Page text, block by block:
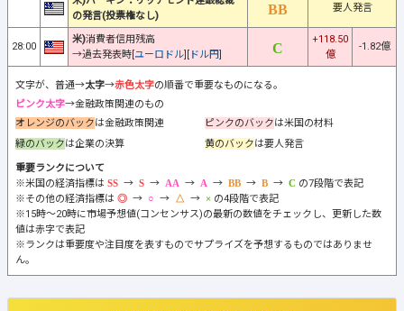
の発言(投票権なし)
要人発言
28:00
米)消費者信用残高
→過去発表時[ユーロドル][ ドル円]
+118.50
億
-1.82億
文字が、普通→太字→赤色太字の順番で重要なものになる。
ピンク太字→金融政策関連のもの
オレンジのバックは金融政策関連 ピンクのバックは米国の材料
緑のバックは企業の決算 黄のバックは要人発言
重要ランクについて
※米国の経済指標は
→ → → → → →
の7段階で表記
※その他の経済指標は
→ → →
の4段階で表記
※15時～20時に市場予想値(コンセンサス)の最新の数値をチェックし、更新した数
値は赤字で表記
※ランクは重要度や注目度を表すものでサプライズを予想するものではありませ
ん。